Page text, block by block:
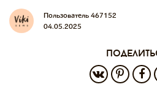
Пользователь 467152
04.05.2025